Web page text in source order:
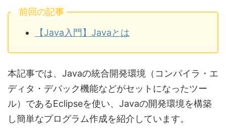
前回の記事
【Java入門】Javaとは
本記事では、Javaの統合開発環境（コンパイラ・エ
ディタ・デバック機能などがセットになったツー
ル）であるEclipseを使い、Javaの開発環境を構築
し簡単なプログラム作成を紹介しています。